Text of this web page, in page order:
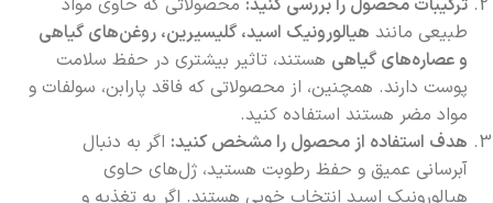
ترکیبات محصول را بررسی کنید: محصولاتی که حاوی مواد
طبیعی مانند هیالورونیک اسید، گلیسیرین، روغن‌های گیاهی
و عصاره‌های گیاهی هستند، تاثیر بیشتری در حفظ سلامت
پوست دارند. همچنین، از محصولاتی که فاقد پارابن، سولفات و
مواد مضر هستند استفاده کنید.
هدف استفاده از محصول را مشخص کنید: اگر به دنبال
آبرسانی عمیق و حفظ رطوبت هستید، ژل‌های حاوی